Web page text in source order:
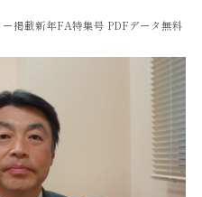
掲載新年FA特集号 PDFデータ無料